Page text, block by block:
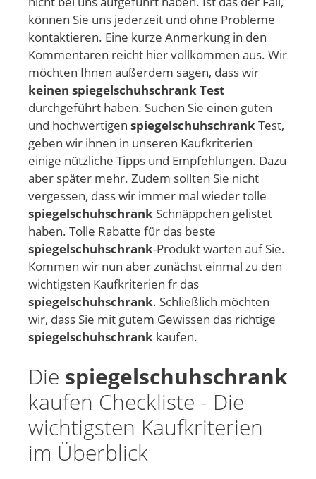
können Sie uns jederzeit und ohne Probleme
kontaktieren. Eine kurze Anmerkung in den
Kommentaren reicht hier vollkommen aus. Wir
möchten Ihnen außerdem sagen, dass wir
keinen spiegelschuhschrank Test
durchgeführt haben. Suchen Sie einen guten
und hochwertigen spiegelschuhschrankTest,
geben wir ihnen in unseren Kaufkriterien
einige nützliche Tipps und Empfehlungen. Dazu
aber später mehr. Zudem sollten Sie nicht
vergessen, dass wir immer mal wieder tolle
spiegelschuhschrank Schnäppchen gelistet
haben. Tolle Rabatte für das beste
spiegelschuhschrank-Produkt warten auf Sie.
Kommen wir nun aber zunächst einmal zu den
wichtigsten Kaufkriterien fr das
spiegelschuhschrank. Schließlich möchten
wir, dass Sie mit gutem Gewissen das richtige
spiegelschuhschrank kaufen.
Die spiegelschuhschrank
kaufen Checkliste - Die
wichtigsten Kaufkriterien
im Überblick